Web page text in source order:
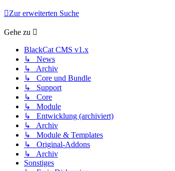
Zur erweiterten Suche
Gehe zu
BlackCat CMS v1.x
↳ News
↳ Archiv
↳ Core und Bundle
↳ Support
↳ Core
↳ Module
↳ Entwicklung (archiviert)
↳ Archiv
↳ Module & Templates
↳ Original-Addons
↳ Archiv
Sonstiges